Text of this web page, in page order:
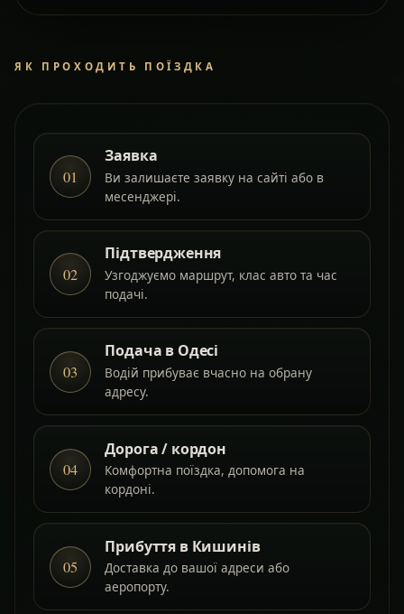
ЯК ПРОХОДИТЬ ПОЇЗДКА
01
Заявка
Ви залишаєте заявку на сайті або в
месенджері.
02
Підтвердження
Узгоджуємо маршрут, клас авто та час
подачі.
03
Подача в Одесі
Водій прибуває вчасно на обрану
адресу.
04
Дорога / кордон
Комфортна поїздка, допомога на
кордоні.
05
Прибуття в Кишинів
Доставка до вашої адреси або
аеропорту.